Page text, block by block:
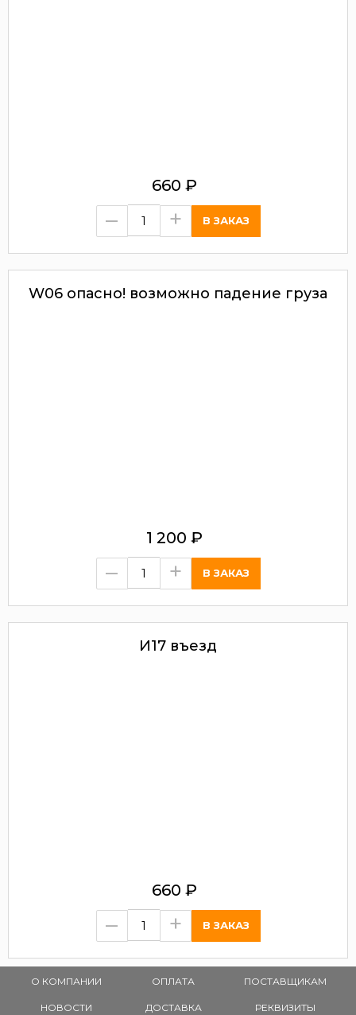
660 ₽
– +
W06 опасно! возможно падение груза
1 200 ₽
– +
И17 въезд
660 ₽
– +
О КОМПАНИИ
НОВОСТИ
ОПЛАТА
ДОСТАВКА
ПОСТАВЩИКАМ
РЕКВИЗИТЫ